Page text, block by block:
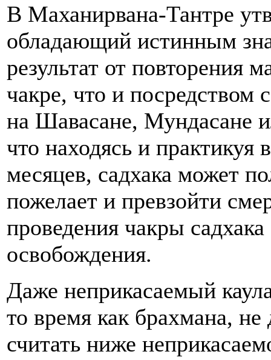
В Маханирвана-Тантре
обладающий истинным
результат от повторения
чакре, что и посредством
на Шавасане, Мундасане
что находясь и практикуя
месяцев, садхака может
пожелает и превзойти
проведения чакры
освобождения.
Даже неприкасаемый
то время как брахмана, не
считать ниже